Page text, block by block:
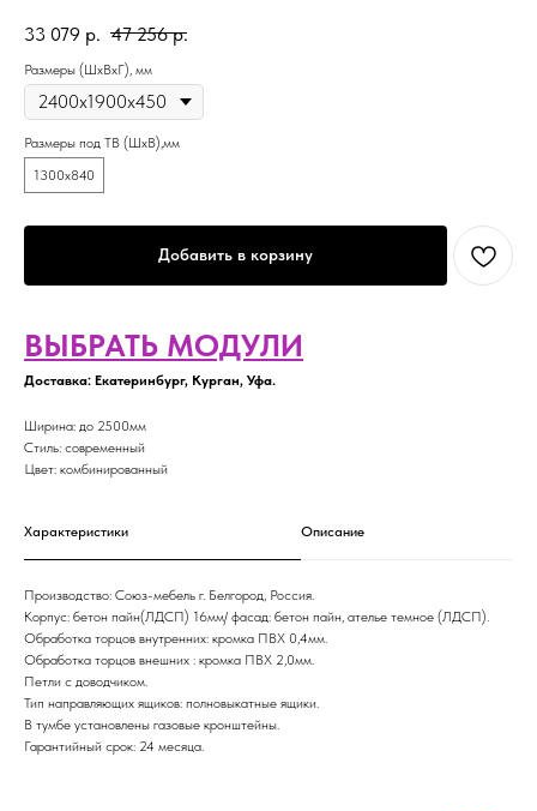
33 079 р. 47 256 р.
Размеры (ШxВxГ), мм
Размеры под ТВ (ШxВ),мм
1300х840
Добавить в корзину
ВЫБРАТЬ МОДУЛИ
Доставка: Екатеринбург, Курган, Уфа.
Ширина: до 2500мм
Стиль: современный
Цвет: комбинированный
Характеристики Описание
Производство: Союз-мебель г. Белгород, Россия.
Корпус: бетон пайн(ЛДСП) 16мм/ фасад: бетон пайн, ателье темное (ЛДСП).
Обработка торцов внутренних: кромка ПВХ 0,4мм.
Обработка торцов внешних : кромка ПВХ 2,0мм.
Петли с доводчиком.
Тип направляющих ящиков: полновыкатные ящики.
В тумбе установлены газовые кронштейны.
Гарантийный срок: 24 месяца.